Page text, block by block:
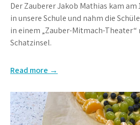
Der Zauberer Jakob Mathias kam am
in unsere Schule und nahm die
in einem „Zauber-Mitmach-Theater“
Schatzinsel.
Read more →